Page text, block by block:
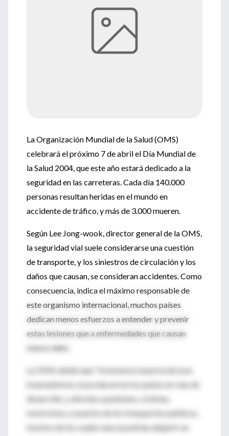
La Organización Mundial de la Salud (OMS)
celebrará el próximo 7 de abril el Día Mundial de
la Salud 2004, que este año estará dedicado a la
seguridad en las carreteras. Cada día 140.000
personas resultan heridas en el mundo en
accidente de tráfico, y más de 3.000 mueren.
Según Lee Jong-wook, director general de la OMS,
la seguridad vial suele considerarse una cuestión
de transporte, y los siniestros de circulación y los
daños que causan, se consideran accidentes. Como
consecuencia, indica el máximo responsable de
este organismo internacional, muchos países
dedican menos esfuerzos a entender y prevenir
estas lesiones que a enfermedades que causan
menos daño.
La OMS señaló que "la inmensa mayoría de esos
traumatismos se producen en los países en vías de
desarrollo, y afectan a peatones, ciclistas,
motoristas y usuarios de los transportes públicos,
muchos de los cuales nunca podrían adquirir un